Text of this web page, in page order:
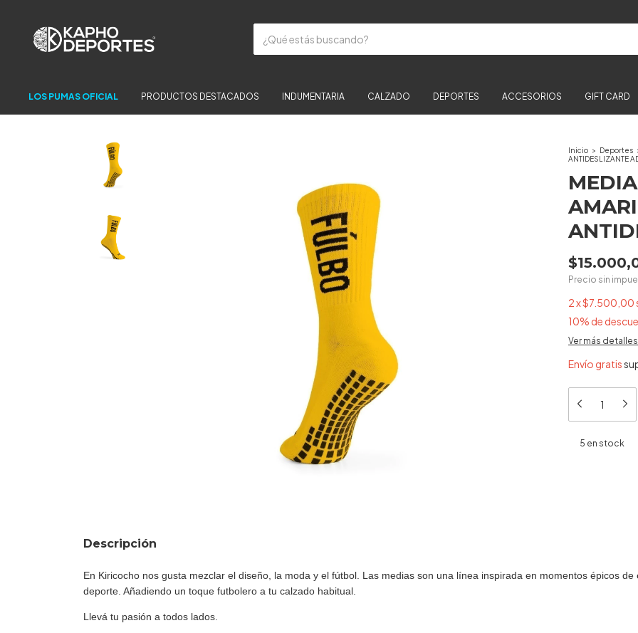
LOS PUMAS OFICIAL PRODUCTOS DESTACADOS INDUMENTARIA CALZADO DEPORTES ACCESORIOS GIFT CARD
Inicio > Deportes
ANTIDESLIZANTE
Precio sin
2x$7.500,00
10% de
Ver más detalles
Envío gratis
5 en stock
Descripción
En Kiricocho nos gusta mezclar el diseño, la moda y el fútbol. Las medias son una línea inspirada en momentos épicos de
deporte. Añadiendo un toque futbolero a tu calzado habitual.
Llevá tu pasión a todos lados.